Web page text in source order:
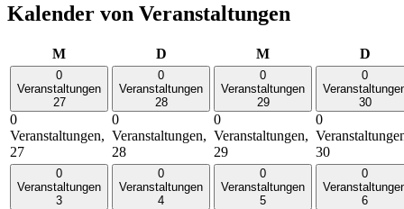
Kalender von Veranstaltungen
MMontag DDienstag MMittwoch D
0
Veranstaltungen
27
0
Veranstaltungen,
27
0
Veranstaltungen
28
0
Veranstaltungen,
28
0
Veranstaltungen
29
0
Veranstaltungen,
29
0
30
0
30
0
Veranstaltungen
3
0
Veranstaltungen
4
0
Veranstaltungen
5
0
6